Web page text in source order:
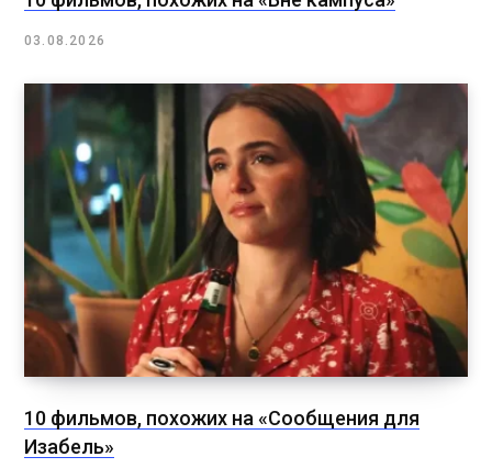
03.08.2026
10 фильмов, похожих на «Сообщения для
Изабель»